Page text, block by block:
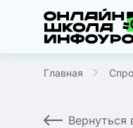
Главная
Вернуться